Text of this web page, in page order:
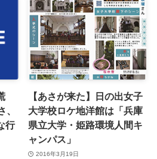
行
【あさが来た】日の出女子
大学校ロケ地洋館は「兵庫
県立大学・姫路環境人間キ
ャンパス」
2016年3月19日